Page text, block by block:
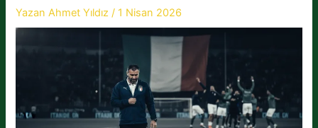
Yazan Ahmet Yıldız/ 1 Nisan 2026